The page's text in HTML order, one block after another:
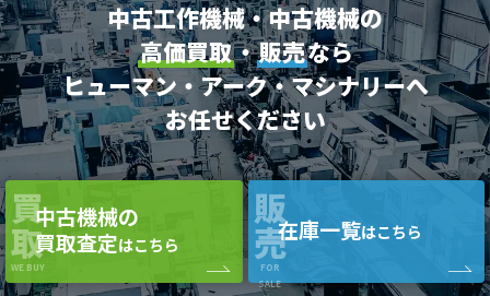
中古工作機械・中古機械の
高価買取・販売なら
ヒューマン・アーク・マシナリーへ
お任せください
買
取
WE BUY
中古機械の
買取査定はこちら
販
売
FOR
SALE
在庫一覧はこちら